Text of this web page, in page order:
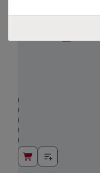
)
)
)
)
)